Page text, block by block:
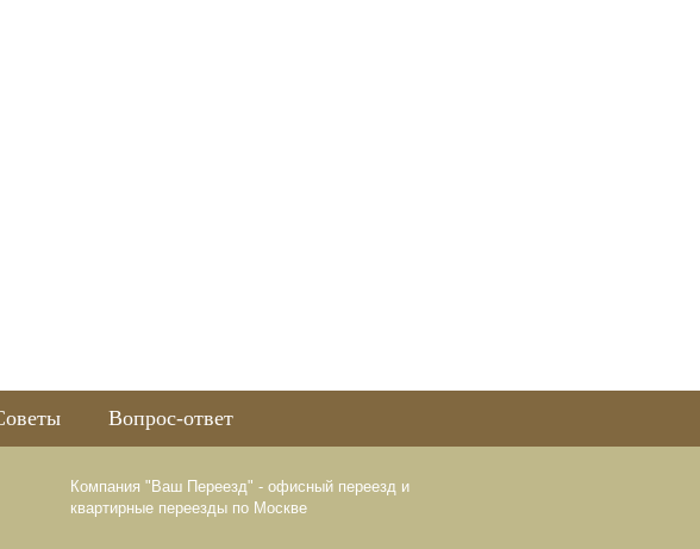
Вопрос-ответ
Компания "Ваш Переезд" - офисный переезд и
квартирные переезды по Москве